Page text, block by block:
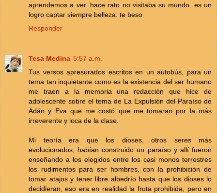
aprendemos a ver. hace rato no visitaba su mundo. es un
logro captar siempre belleza. te beso
Responder
Tesa Medina 5:57 a.m.
Tus versos apresurados escritos en un autobús, para un
tema tan inquietante como es la existencia del ser humano
me traen a la memoria una redacción que hice de
adolescente sobre el tema de La Expulsión del Paraíso de
Adán y Eva que me costó que me tomaran por la más
irreverente y loca de la clase.
Mi teoría era que los dioses, otros seres más
evolucionados, habían construido un paraíso y allí fueron
enseñando a los elegidos entre los casi monos terrestres
los rudimentos para ser hombres, con la prohibición de
tomar atajos y tener libre albedrío hasta que los dioses lo
decidieran, eso era en realidad la fruta prohibida, pero en